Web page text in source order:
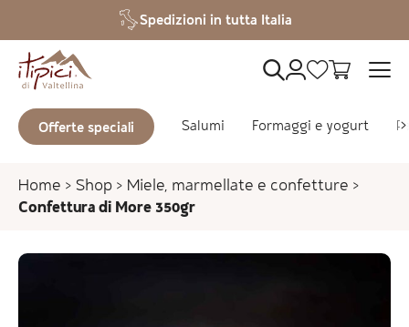
Spedizioni in tutta Italia
Offerte speciali Salumi Formaggi e yogurt
Home > Shop > Miele, marmellate e confetture >
Confettura di More 350gr